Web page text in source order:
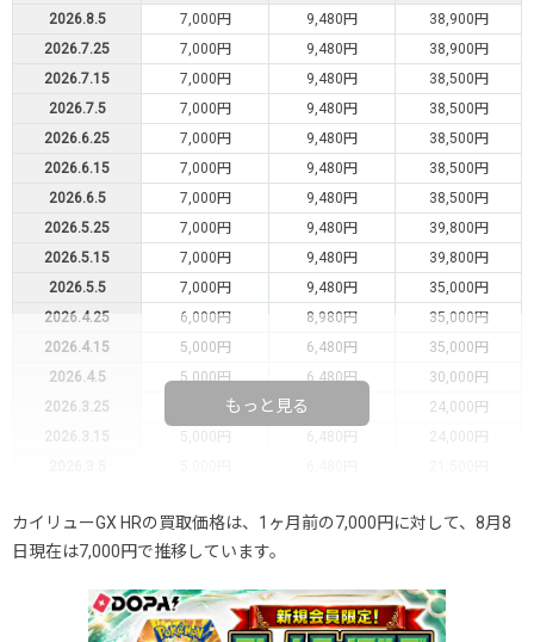
2026.8.5
7,000円 9,480円
38,900円
2026.7.25
7,000円 9,480円
38,900円
2026.7.15
7,000円 9,480円
38,500円
2026.7.5
7,000円 9,480円
38,500円
2026.6.25
7,000円 9,480円
38,500円
2026.6.15
7,000円 9,480円
38,500円
2026.6.5
7,000円 9,480円
38,500円
2026.5.25
7,000円 9,480円
39,800円
2026.5.15
7,000円 9,480円
39,800円
2026.5.5
7,000円 9,480円
35,000円
2026.4.25
6,000円 8,980円
35,000円
2026.4.15
5,000円 6,480円
35,000円
2026.4.5
5,000円 6,480円
30,000円
2026.3.25
5,000円
24,000円
2026.3.15
5,000円 6,480円
24,000円
2026.2.15
4,700円 5,980円
20,000円
2026.2.5
4,700円
2026.1.25
4,700円 5,980円
20,000円
2026.1.15
4,700円 5,980円
20,000円
もっと見る
カイリューGX HRの買取価格は、1ヶ月前の7,000円に対して、8月8
日現在は7,000円で推移しています。